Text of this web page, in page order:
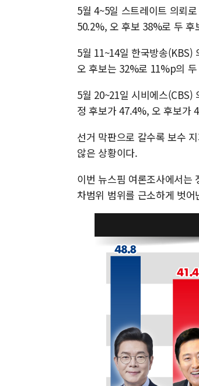
5월 4~5일 스트레이트 의뢰
50.2%, 오 후보 38%로 두
5월 11~14일 한국방송(KBS)
오 후보는 32%로 11%p의
5월 20~21일 시비에스(CBS)
정 후보가 47.4%, 오 후보가
선거 막판으로 갈수록 보수
않은 상황이다.
이번 뉴스핌 여론조사에서는
차범위 범위를 근소하게 벗어